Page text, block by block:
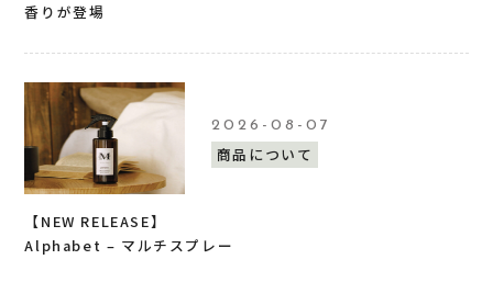
香りが登場
2026-08-07
商品について
【NEW RELEASE】
Alphabet – マルチスプレー